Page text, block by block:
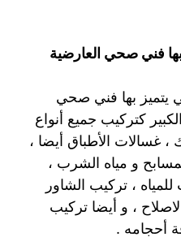
فني صحي العارضية
يتميز بها فني صحي
كتركيب جميع أنواع
، غسالات الأطباق أيضا ،
و مياه الشرب ،
، تركيب الشاور
، و أيضا تركيب
أحجامه .